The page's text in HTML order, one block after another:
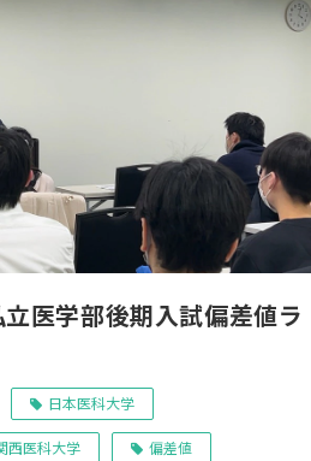
医学部後期入試偏差値ラ
日本医科大学
西医科大学 偏差値